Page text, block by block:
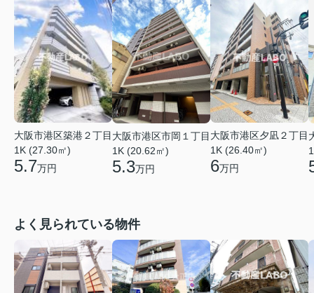
大阪市港区築港２丁目
1K (27.30㎡)
5.7万円
大阪市港区市岡１丁目
1K (20.62㎡)
5.3万円
大阪市港区夕凪２丁目
1K (26.40㎡)
6万円
よく見られている物件